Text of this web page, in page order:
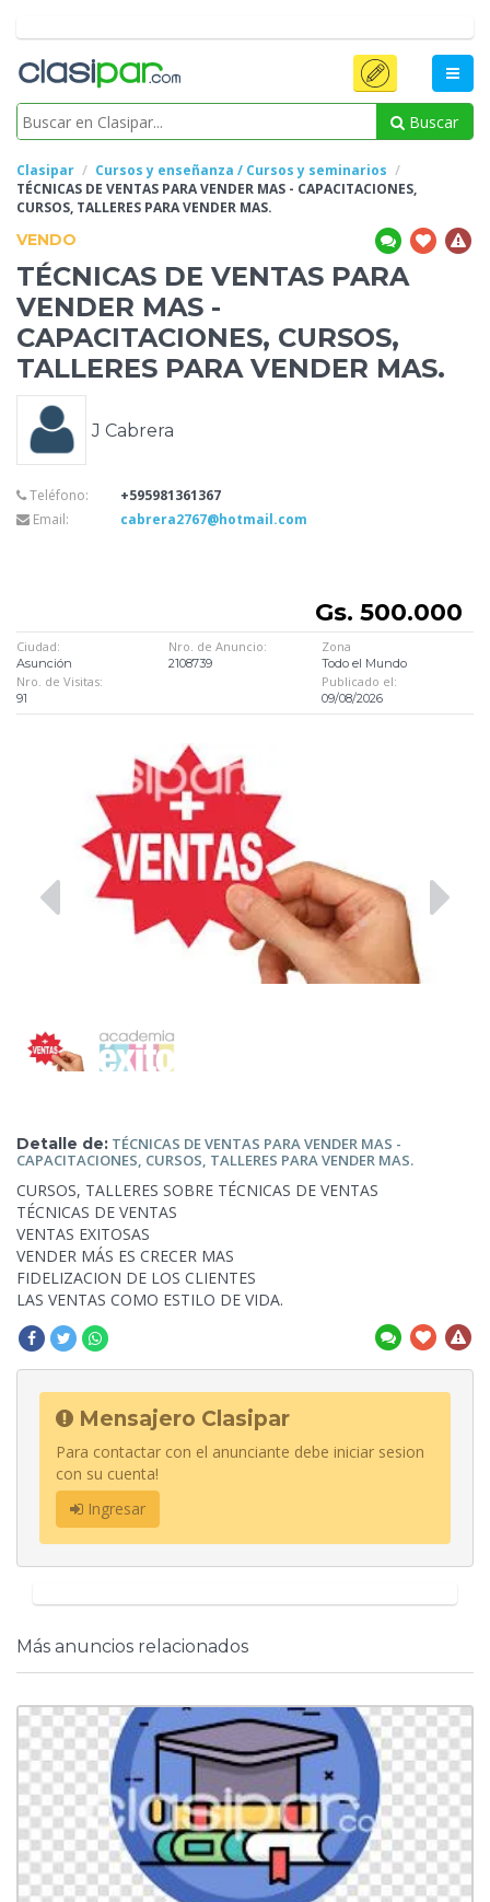
Buscar
Clasipar
Cursos y enseñanza / Cursos y seminarios
TÉCNICAS DE VENTAS PARA VENDER MAS - CAPACITACIONES,
CURSOS, TALLERES PARA VENDER MAS.
VENDO
TÉCNICAS DE VENTAS PARA
VENDER MAS -
CAPACITACIONES, CURSOS,
TALLERES PARA VENDER MAS.
J Cabrera
Teléfono:
+595981361367
Email:
cabrera2767@hotmail.com
Gs. 500.000
Ciudad:
Asunción
Nro. de Anuncio:
2108739
Zona
Todo el Mundo
Nro. de Visitas:
91
Publicado el:
09/08/2026
Detalle de: TÉCNICAS DE VENTAS PARA VENDER MAS -
CAPACITACIONES, CURSOS, TALLERES PARA VENDER MAS.
CURSOS, TALLERES SOBRE TÉCNICAS DE VENTAS
TÉCNICAS DE VENTAS
VENTAS EXITOSAS
VENDER MÁS ES CRECER MAS
FIDELIZACION DE LOS CLIENTES
LAS VENTAS COMO ESTILO DE VIDA.
Mensajero Clasipar
Para contactar con el anunciante debe iniciar sesion
con su cuenta!
Ingresar
Más anuncios relacionados